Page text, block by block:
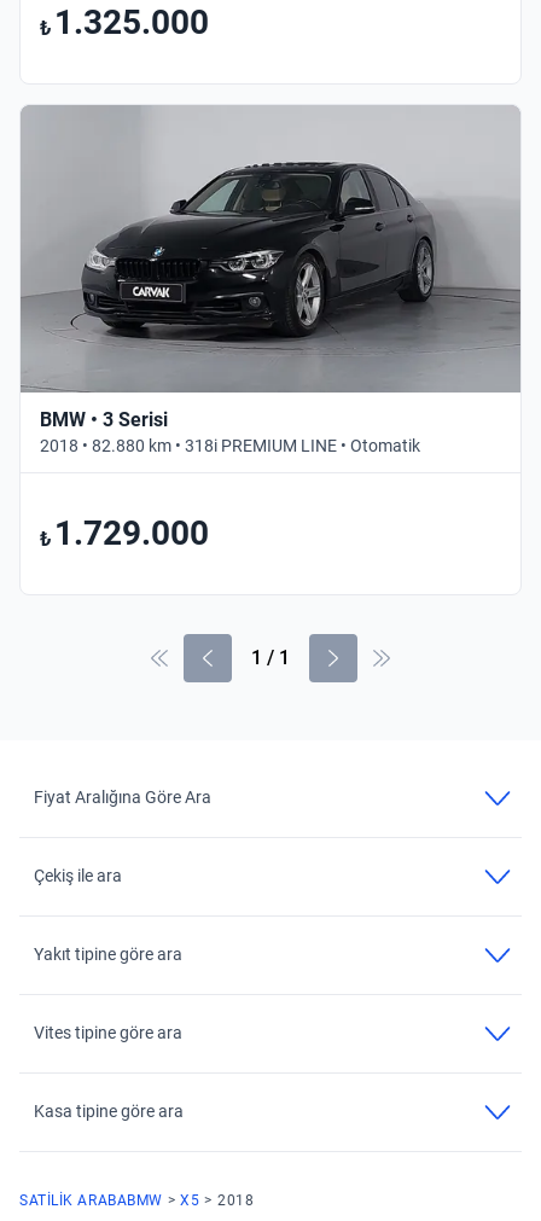
₺ 1.325.000
BMW • 3 Serisi
2018 • 82.880 km • 318i PREMIUM LINE • Otomatik
₺ 1.729.000
1 / 1
Fiyat Aralığına Göre Ara
Çekiş ile ara
Yakıt tipine göre ara
Vites tipine göre ara
Kasa tipine göre ara
SATILIK ARABABMW X5 2018